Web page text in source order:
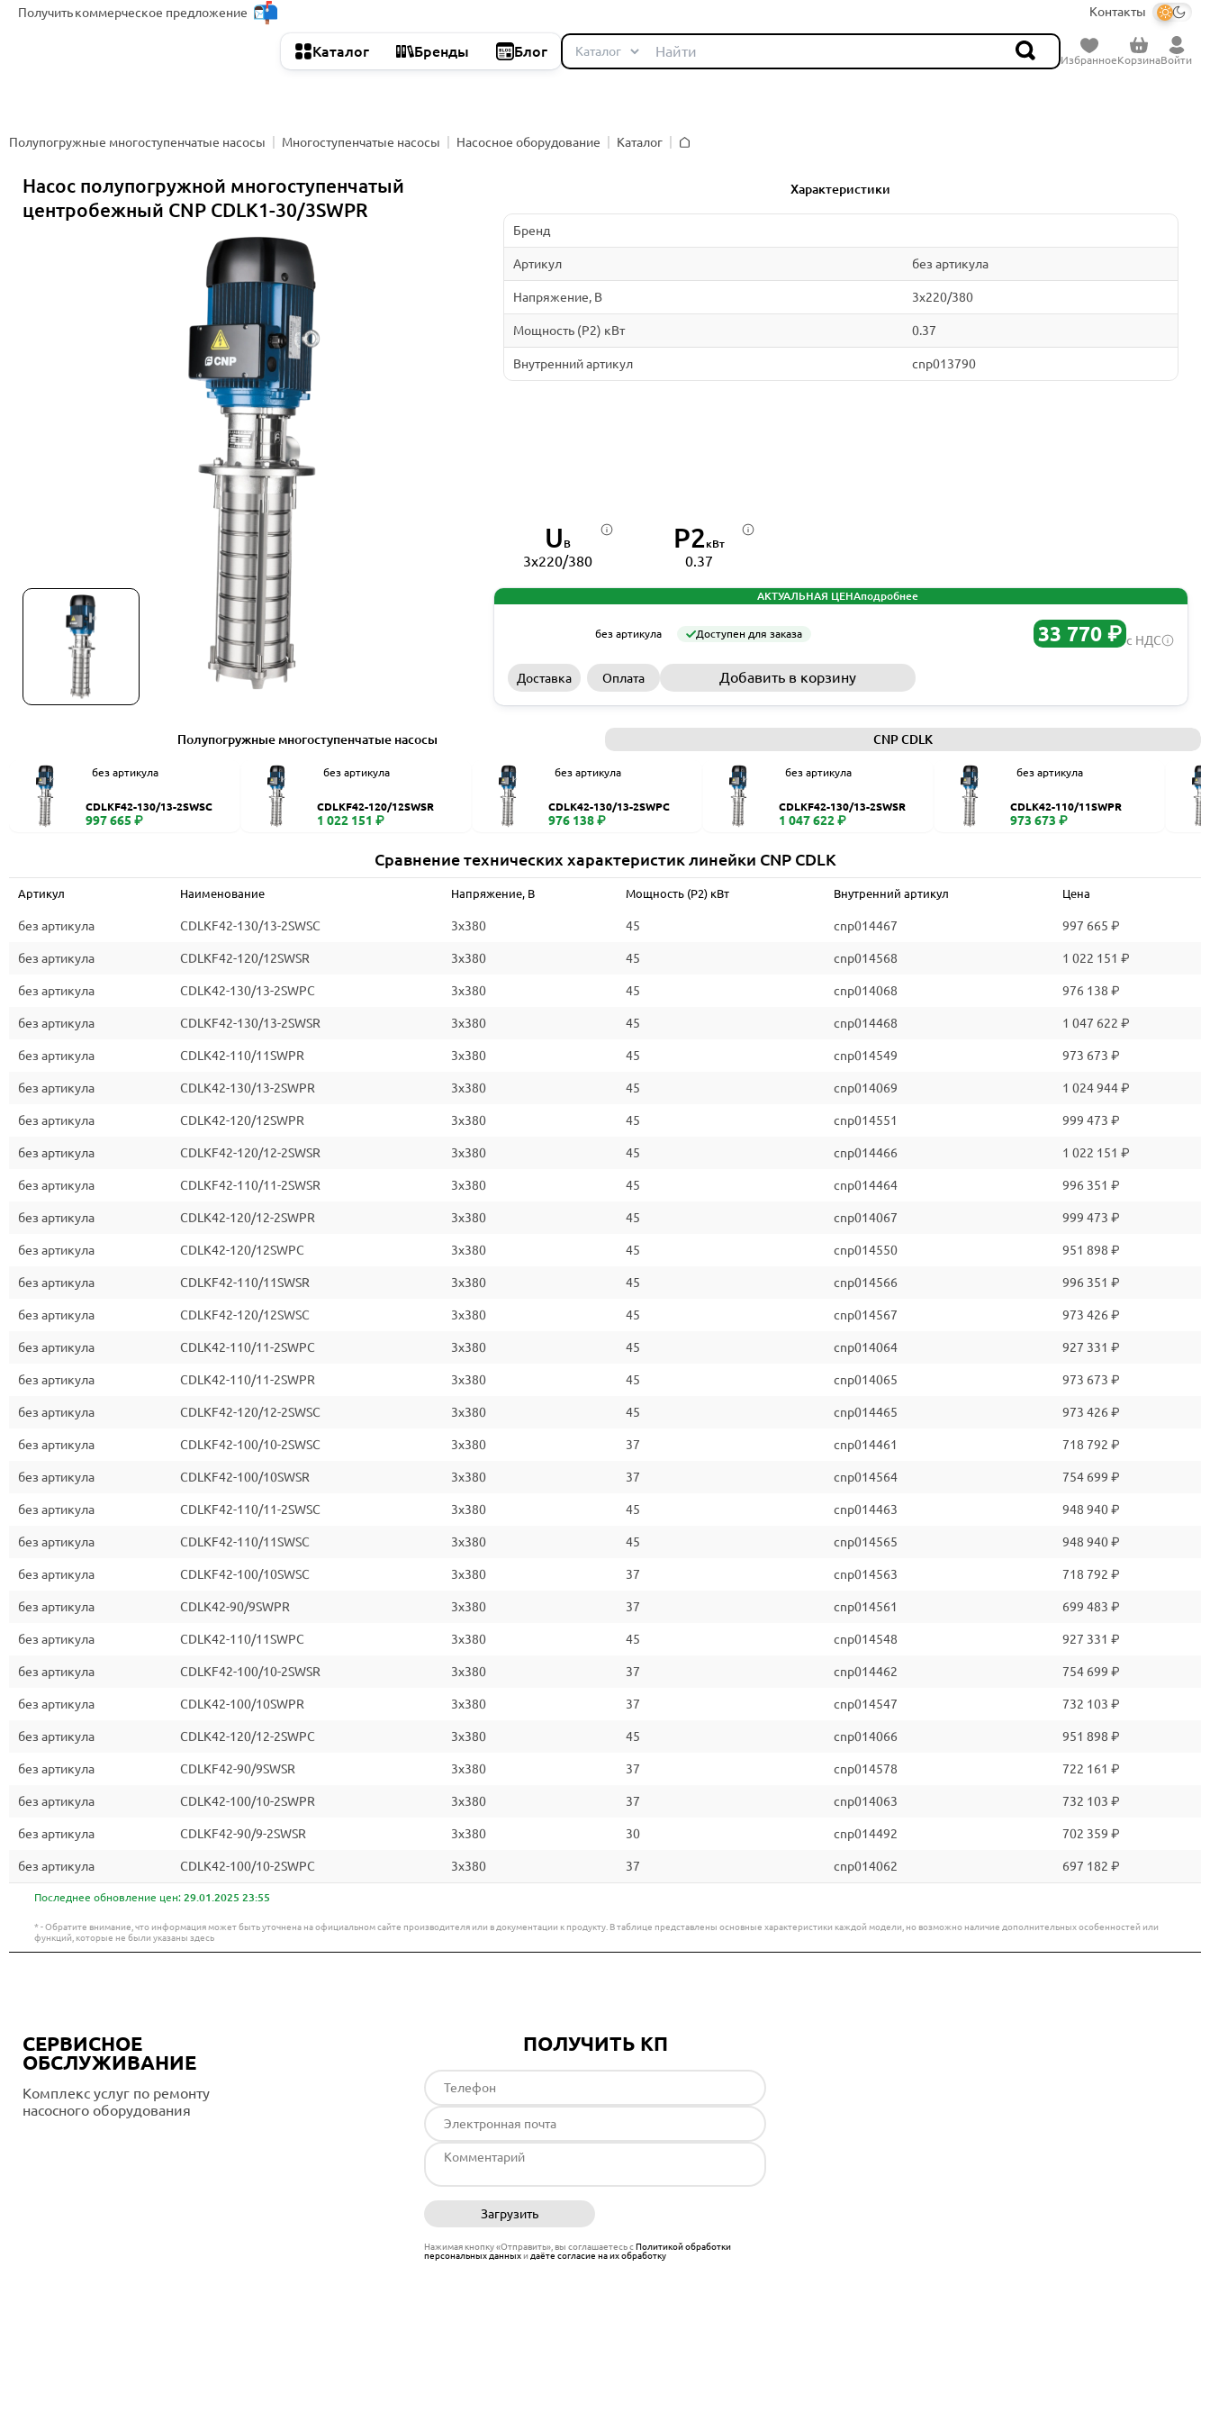
Получитькоммерческое предложение Контакты
Каталог Бренды Блог
ИзбранноеКорзинаВойти
Полупогружные многоступенчатые насосы Многоступенчатые насосы Насосное оборудование
Каталог
Насос полупогружной многоступенчатый
центробежный CNP CDLK1-30/3SWPR
Характеристики
Бренд
Артикул без артикула
Напряжение, В 3x220/380
Мощность (P2) кВт 0.37
Внутренний артикул cnp013790
U В
3x220/380
P2кВт
0.37
АКТУАЛЬНАЯ ЦЕНАподробнее
без артикула Доступен для заказа 33 770 ₽ с НДС
Доставка Оплата Добавить в корзину
Полупогружные многоступенчатые насосы CNP CDLK
без артикула
CDLKF42-130/13-2SWSC
997 665 ₽
без артикула
CDLKF42-120/12SWSR
1 022 151 ₽
без артикула
CDLK42-130/13-2SWPC
976 138 ₽
без артикула
CDLKF42-130/13-2SWSR
1 047 622 ₽
без артикула
CDLK42-110/11SWPR
973 673 ₽
Сравнение технических характеристик линейки CNP CDLK
Артикул Наименование Напряжение, В Мощность (P2) кВт Внутренний артикул Цена
без артикула CDLKF42-130/13-2SWSC 3x380 45 cnp014467 997 665 ₽
без артикула CDLKF42-120/12SWSR 3x380 45 cnp014568 1 022 151 ₽
без артикула CDLK42-130/13-2SWPC 3x380 45 cnp014068 976 138 ₽
без артикула CDLKF42-130/13-2SWSR 3x380 45 cnp014468 1 047 622 ₽
без артикула CDLK42-110/11SWPR 3x380 45 cnp014549 973 673 ₽
без артикула CDLK42-130/13-2SWPR 3x380 45 cnp014069 1 024 944 ₽
без артикула CDLK42-120/12SWPR 3x380 45 cnp014551 999 473 ₽
без артикула CDLKF42-120/12-2SWSR 3x380 45 cnp014466 1 022 151 ₽
без артикула CDLKF42-110/11-2SWSR 3x380 45 cnp014464 996 351 ₽
без артикула CDLK42-120/12-2SWPR 3x380 45 cnp014067 999 473 ₽
без артикула CDLK42-120/12SWPC 3x380 45 cnp014550 951 898 ₽
без артикула CDLKF42-110/11SWSR 3x380 45 cnp014566 996 351 ₽
без артикула CDLKF42-120/12SWSC 3x380 45 cnp014567 973 426 ₽
без артикула CDLK42-110/11-2SWPC 3x380 45 cnp014064 927 331 ₽
без артикула CDLK42-110/11-2SWPR 3x380 45 cnp014065 973 673 ₽
без артикула CDLKF42-120/12-2SWSC 3x380 45 cnp014465 973 426 ₽
без артикула CDLKF42-100/10-2SWSC 3x380 37 cnp014461 718 792 ₽
без артикула CDLKF42-100/10SWSR 3x380 37 cnp014564 754 699 ₽
без артикула CDLKF42-110/11-2SWSC 3x380 45 cnp014463 948 940 ₽
без артикула CDLKF42-110/11SWSC 3x380 45 cnp014565 948 940 ₽
без артикула CDLKF42-100/10SWSC 3x380 37 cnp014563 718 792 ₽
без артикула CDLK42-90/9SWPR 3x380 37 cnp014561 699 483 ₽
без артикула CDLK42-110/11SWPC 3x380 45 cnp014548 927 331 ₽
без артикула CDLKF42-100/10-2SWSR 3x380 37 cnp014462 754 699 ₽
без артикула CDLK42-100/10SWPR 3x380 37 cnp014547 732 103 ₽
без артикула CDLK42-120/12-2SWPC 3x380 45 cnp014066 951 898 ₽
без артикула CDLKF42-90/9SWSR 3x380 37 cnp014578 722 161 ₽
без артикула CDLK42-100/10-2SWPR 3x380 37 cnp014063 732 103 ₽
без артикула CDLKF42-90/9-2SWSR 3x380 30 cnp014492 702 359 ₽
без артикула CDLK42-100/10-2SWPC 3x380 37 cnp014062 697 182 ₽
Последнее обновление цен: 29.01.2025 23:55
* - Обратите внимание, что информация может быть уточнена на официальном сайте производителя или в документации к продукту. В таблице представлены основные характеристики каждой модели, но возможно наличие дополнительных особенностей или
функций, которые не были указаны здесь
СЕРВИСНОЕ
ОБСЛУЖИВАНИЕ
Комплекс услуг по ремонту
насосного оборудования
ПОЛУЧИТЬ КП
Загрузить
Нажимая кнопку «Отправить», вы соглашаетесь сПолитикой обработки
персональных данныхи даёте согласие на их обработку